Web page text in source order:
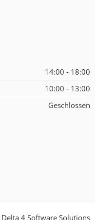
14:00 - 18:00
10:00 - 13:00
Geschlossen
Delta 4 Software Solutions